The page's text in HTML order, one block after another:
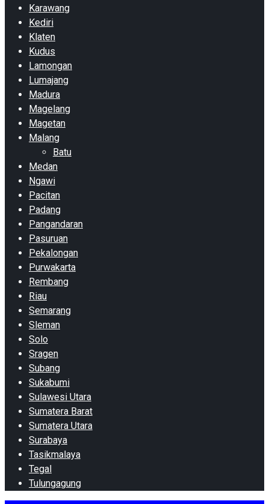
Karawang
Kediri
Klaten
Kudus
Lamongan
Lumajang
Madura
Magelang
Magetan
Malang
Batu
Medan
Ngawi
Pacitan
Padang
Pangandaran
Pasuruan
Pekalongan
Purwakarta
Rembang
Riau
Semarang
Sleman
Solo
Sragen
Subang
Sukabumi
Sulawesi Utara
Sumatera Barat
Sumatera Utara
Surabaya
Tasikmalaya
Tegal
Tulungagung